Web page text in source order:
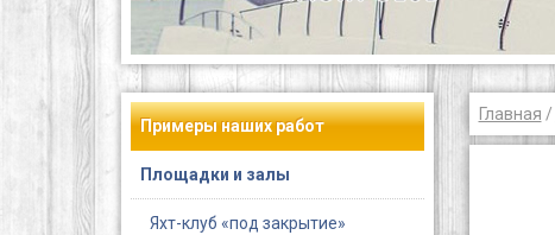
Примеры наших работ
Площадки и залы
Яхт-клуб «под закрытие»
Главная /